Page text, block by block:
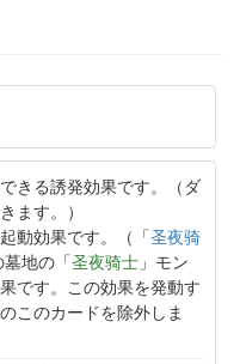
きる誘発効果です。（ダ
ます。）
動効果です。（「圣夜骑
墓地の「圣夜骑士 」モン
です。この効果を発動す
このカードを除外しま